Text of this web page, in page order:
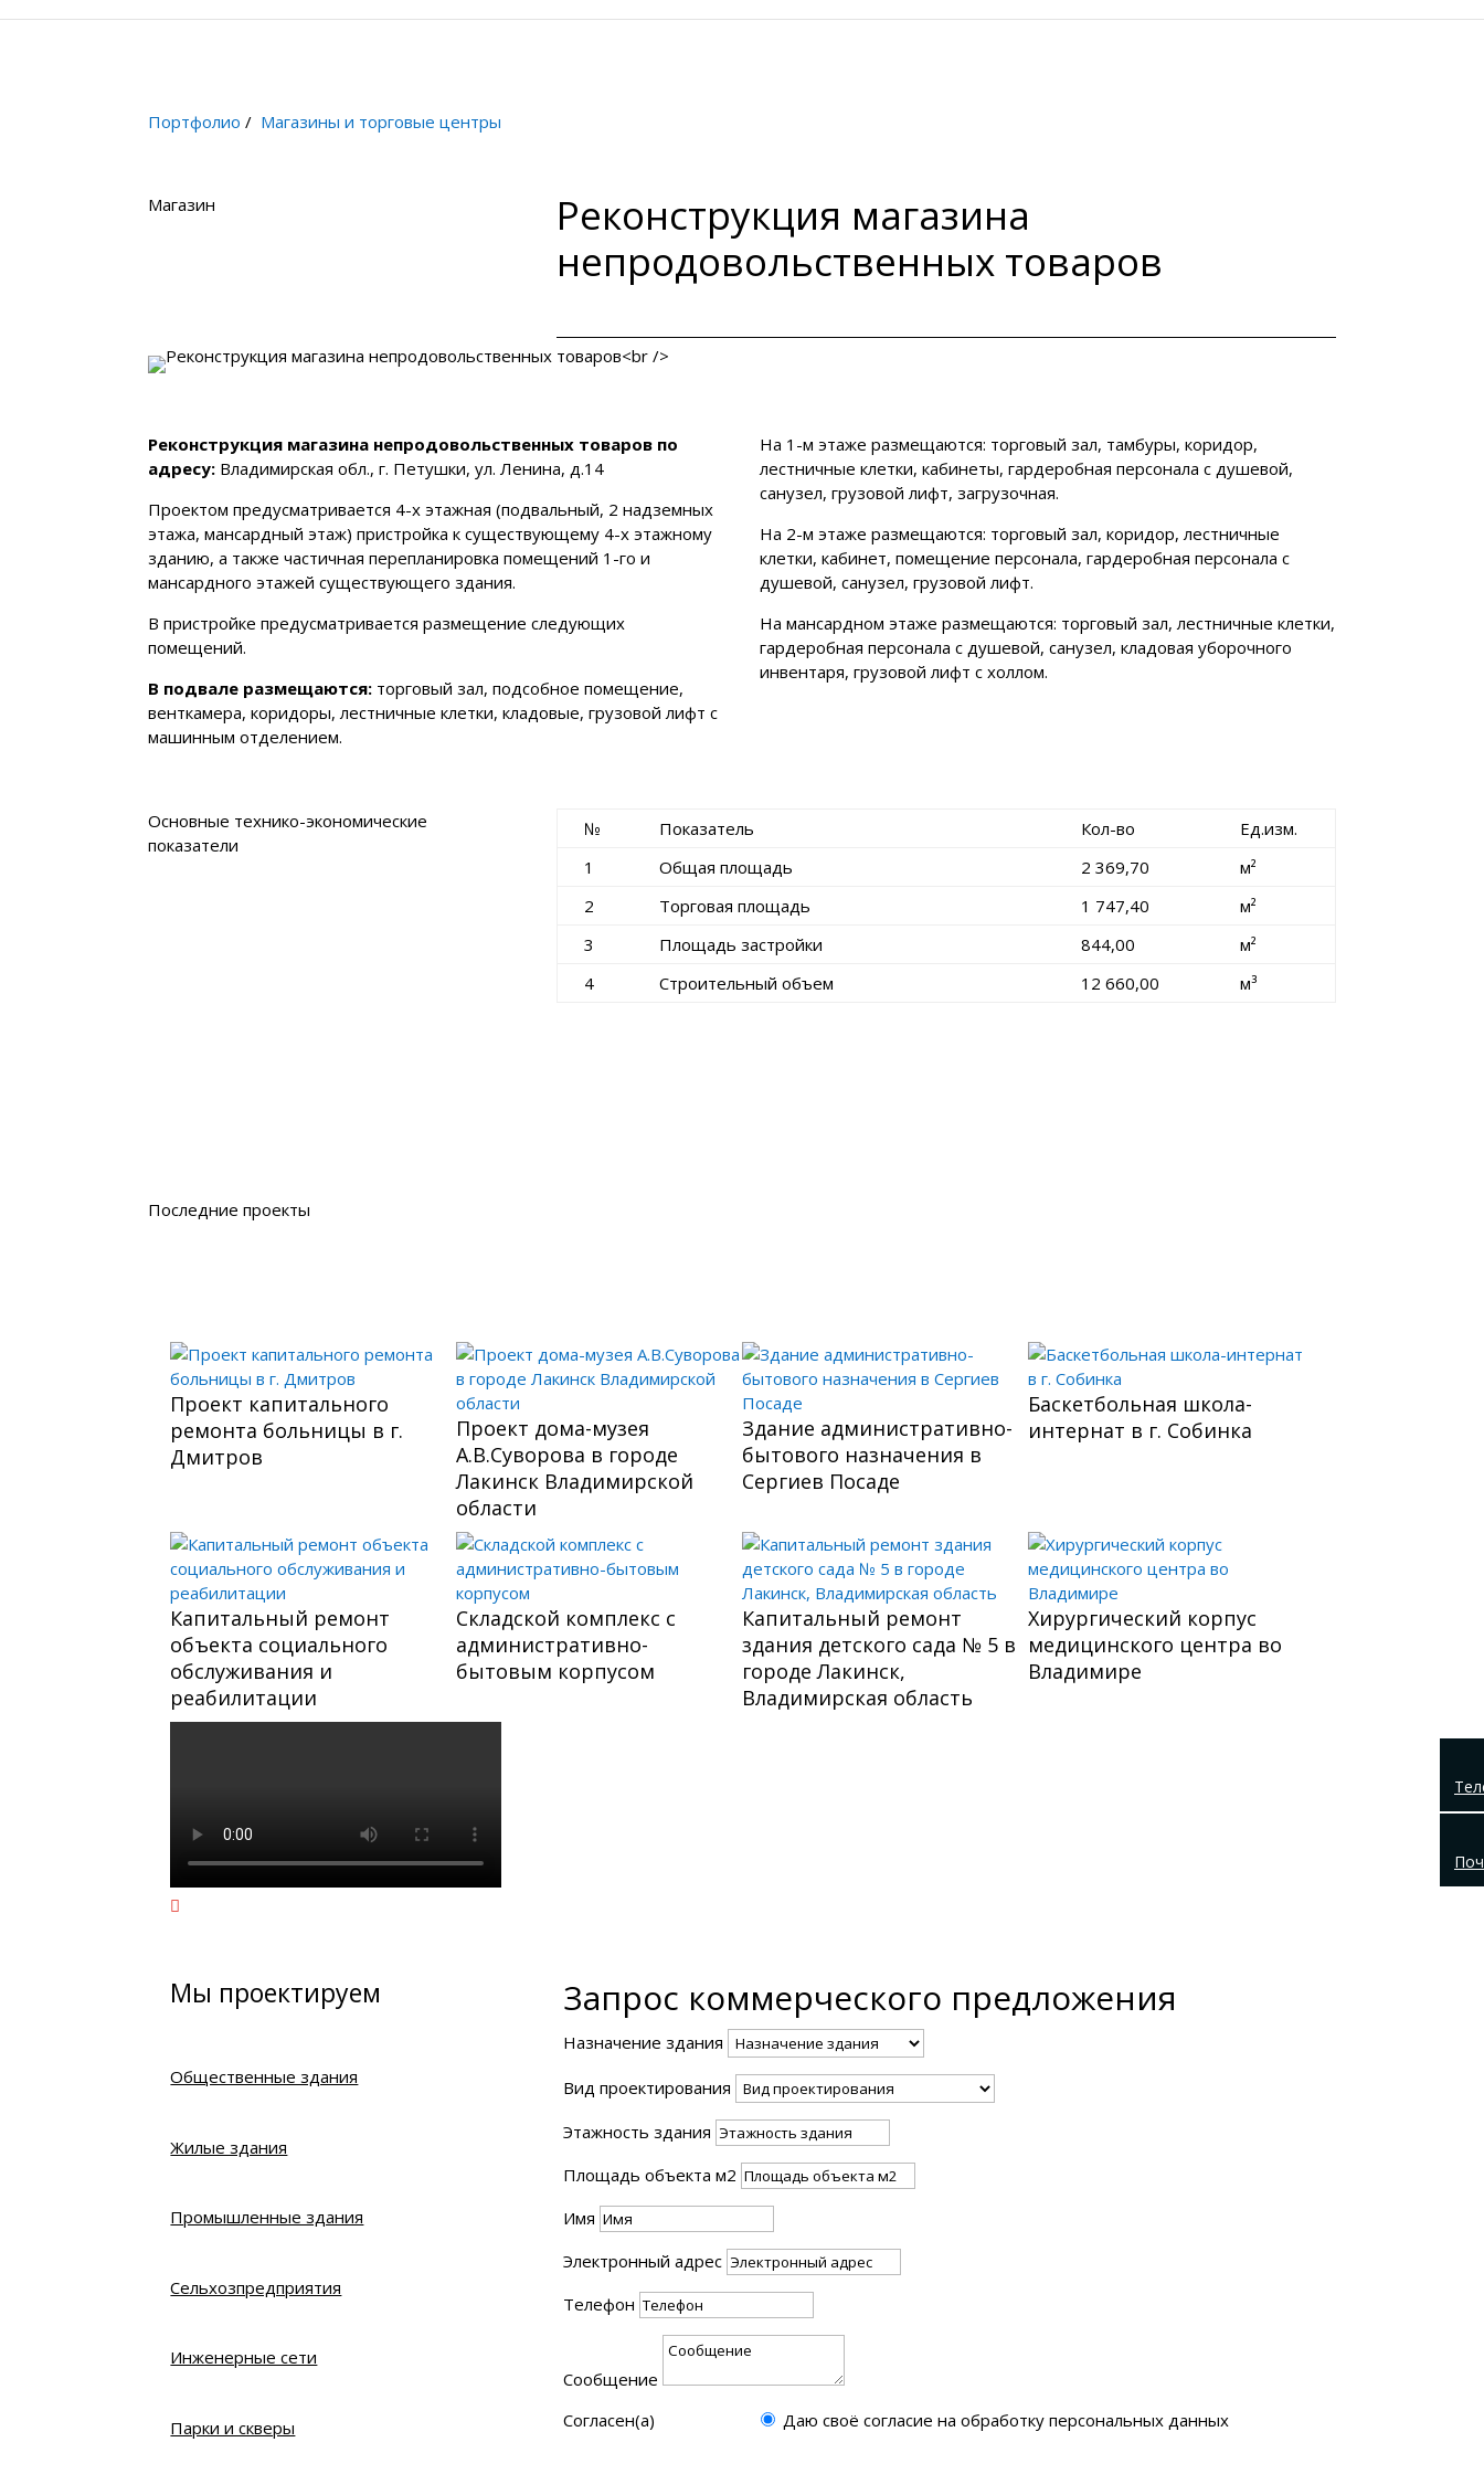
Портфолио / Магазины и торговые центры
Магазин
Реконструкция магазина
непродовольственных товаров
Реконструкция магазина непродовольственных товаров по
адресу: Владимирская обл., г. Петушки, ул. Ленина, д.14
Проектом предусматривается 4-х этажная (подвальный, 2 надземных
этажа, мансардный этаж) пристройка к существующему 4-х этажному
зданию, а также частичная перепланировка помещений 1-го и
мансардного этажей существующего здания.
В пристройке предусматривается размещение следующих
помещений.
В подвале размещаются: торговый зал, подсобное помещение,
венткамера, коридоры, лестничные клетки, кладовые, грузовой лифт с
машинным отделением.
На 1-м этаже размещаются: торговый зал, тамбуры, коридор,
лестничные клетки, кабинеты, гардеробная персонала с душевой,
санузел, грузовой лифт, загрузочная.
На 2-м этаже размещаются: торговый зал, коридор, лестничные
клетки, кабинет, помещение персонала, гардеробная персонала с
душевой, санузел, грузовой лифт.
На мансардном этаже размещаются: торговый зал, лестничные клетки,
гардеробная персонала с душевой, санузел, кладовая уборочного
инвентаря, грузовой лифт с холлом.
Основные технико-экономические
показатели
№ Показатель Кол-во
Ед.изм.
1
Общая площадь 2 369,70
м²
2
Торговая площадь 1 747,40
м²
3
Площадь застройки 844,00
м²
4
Строительный объем 12 660,00 м³
Последние проекты
Проект капитального
ремонта больницы в г.
Дмитров
Проект дома-музея
А.В.Суворова в городе
Лакинск Владимирской
области
Здание административно-
бытового назначения в
Сергиев Посаде
Баскетбольная школа-
интернат в г. Собинка
Капитальный ремонт
объекта социального
обслуживания и
реабилитации
Складской комплекс с
административно-
бытовым корпусом
Капитальный ремонт
здания детского сада № 5 в
городе Лакинск,
Владимирская область
Хирургический корпус
медицинского центра во
Владимире
Мы проектируем
Общественные здания
Жилые здания
Промышленные здания
Сельхозпредприятия
Инженерные сети
Парки и скверы
Запрос коммерческого предложения
Назначение здания
Вид проектирования
Этажность здания
Площадь объекта м2
Имя
Электронный адрес
Телефон
Сообщение
Согласен(а)
Даю своё согласие на обработку персональных данных